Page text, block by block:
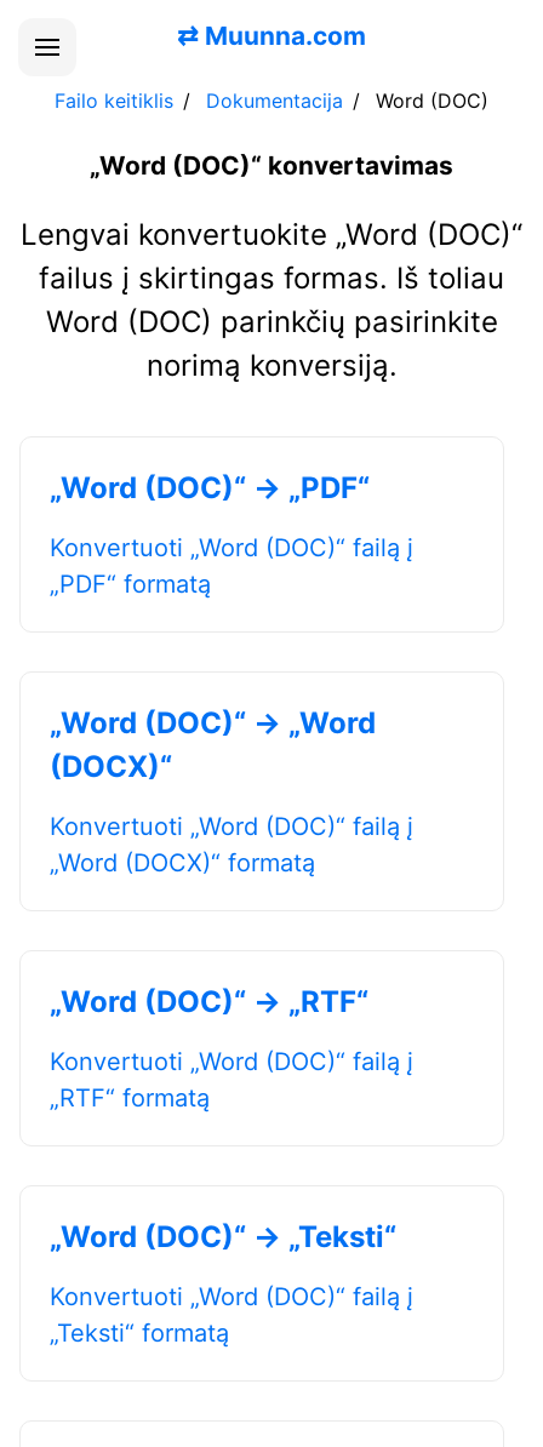
⇄ Muunna.com
Failo keitiklis Dokumentacija Word (DOC)
„Word (DOC)“ konvertavimas
Lengvai konvertuokite „Word (DOC)“
failus į skirtingas formas. Iš toliau
Word (DOC) parinkčių pasirinkite
norimą konversiją.
„Word (DOC)“ → „PDF“
Konvertuoti „Word (DOC)“ failą į
„PDF“ formatą
„Word (DOC)“ → „Word
(DOCX)“
Konvertuoti „Word (DOC)“ failą į
„Word (DOCX)“ formatą
„Word (DOC)“ → „RTF“
Konvertuoti „Word (DOC)“ failą į
„RTF“ formatą
„Word (DOC)“ → „Teksti“
Konvertuoti „Word (DOC)“ failą į
„Teksti“ formatą